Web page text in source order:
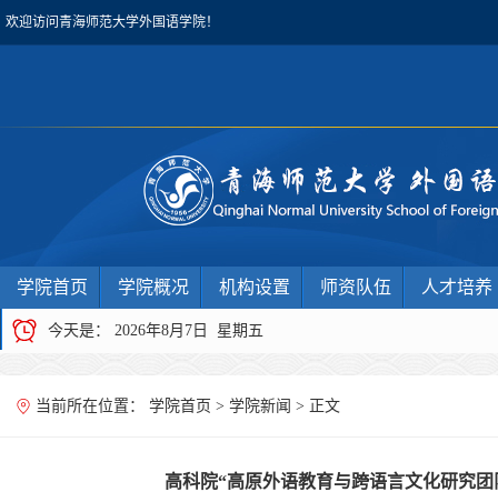
欢迎访问青海师范大学外国语学院！
学院首页 学院概况 机构设置 师资队伍 人才培养
今天是： 2026年8月7日 星期五
当前所在位置： 学院首页 > 学院新闻 > 正文
高科院“高原外语教育与跨语言文化研究